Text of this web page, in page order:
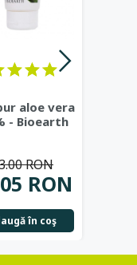
aloe vera
- Bioearth
RON
RON
în coş